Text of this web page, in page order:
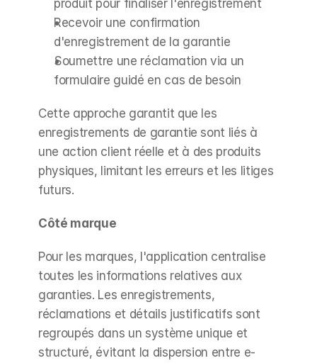
produit pour finaliser l'enregistrement
Recevoir une confirmation
d'enregistrement de la garantie
Soumettre une réclamation via un
formulaire guidé en cas de besoin
Cette approche garantit que les
enregistrements de garantie sont liés à
une action client réelle et à des produits
physiques, limitant les erreurs et les litiges
futurs.
Côté marque
Pour les marques, l'application centralise
toutes les informations relatives aux
garanties. Les enregistrements,
réclamations et détails justificatifs sont
regroupés dans un système unique et
structuré, évitant la dispersion entre e-